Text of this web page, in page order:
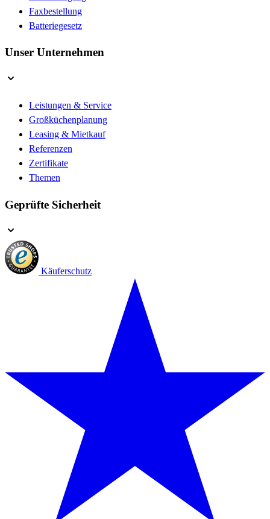
Faxbestellung
Batteriegesetz
Unser Unternehmen
Leistungen & Service
Großküchenplanung
Leasing & Mietkauf
Referenzen
Zertifikate
Themen
Geprüfte Sicherheit
Käuferschutz